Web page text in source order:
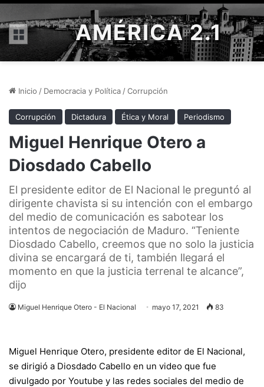
Menú AMÉRICA 2.1
Inicio / Democracia y Política /Corrupción
Corrupción Dictadura Ética y Moral Periodismo
Miguel Henrique Otero a
Diosdado Cabello
El presidente editor de El Nacional le preguntó al
dirigente chavista si su intención con el embargo
del medio de comunicación es sabotear los
intentos de negociación de Maduro. “Teniente
Diosdado Cabello, creemos que no solo la justicia
divina se encargará de ti, también llegará el
momento en que la justicia terrenal te alcance”,
dijo
Miguel Henrique Otero - El Nacional mayo 17, 2021 83
Miguel Henrique Otero, presidente editor de El Nacional,
se dirigió a Diosdado Cabello en un video que fue
divulgado por Youtube y las redes sociales del medio de